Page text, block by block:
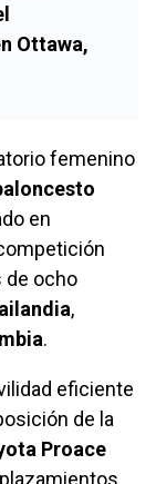
Ottawa,
femenino
en
de ocho
,
.
eficiente
de la
Proace